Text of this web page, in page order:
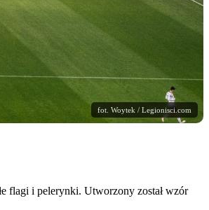
fot. Woytek / Legionisci.com
flagi i pelerynki. Utworzony został wzór